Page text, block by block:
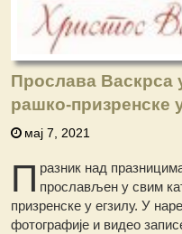
Прослава Васкрса
рашко-призренске
мај 7, 2021
П разник над
прослављен у свим
призренске у егзилу. У
фотографије и видео